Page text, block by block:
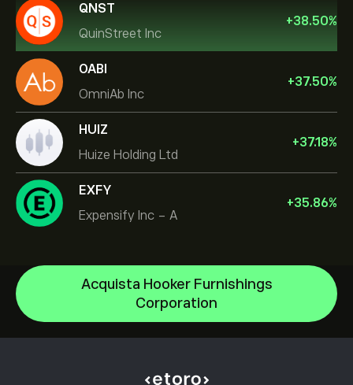
QNST
QuinStreet Inc
+38.50%
OABI
OmniAb Inc
+37.50%
HUIZ
Huize Holding Ltd
+37.18%
EXFY
Expensify Inc - A
+35.86%
Acquista Hooker Furnishings
Corporation
Celestica Inc
Apple